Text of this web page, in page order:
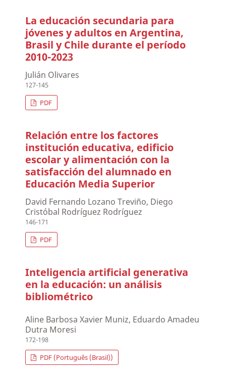
La educación secundaria para
jóvenes y adultos en Argentina,
Brasil y Chile durante el período
2010-2023
Julián Olivares
127-145
PDF
Relación entre los factores
institución educativa, edificio
escolar y alimentación con la
satisfacción del alumnado en
Educación Media Superior
David Fernando Lozano Treviño, Diego
Cristóbal Rodríguez Rodríguez
146-171
PDF
Inteligencia artificial generativa
en la educación: un análisis
bibliométrico
Aline Barbosa Xavier Muniz, Eduardo Amadeu
Dutra Moresi
172-198
PDF (Português (Brasil))